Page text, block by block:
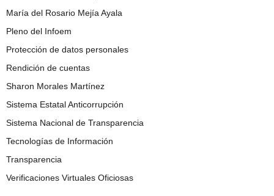
María del Rosario Mejía Ayala
Pleno del Infoem
Protección de datos personales
Rendición de cuentas
Sharon Morales Martínez
Sistema Estatal Anticorrupción
Sistema Nacional de Transparencia
Tecnologías de Información
Transparencia
Verificaciones Virtuales Oficiosas